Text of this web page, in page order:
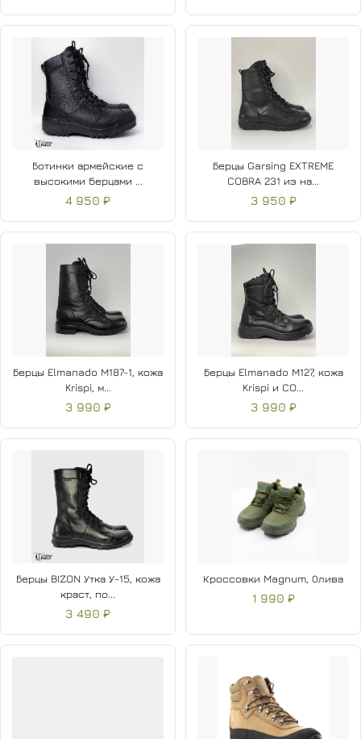
Ботинки армейские с
высокими берцами ...
4 950 ₽
Берцы Garsing EXTREME
COBRA 231 из на...
3 950 ₽
Берцы Elmanado M187-1, кожа
Krispi, м...
3 990 ₽
Берцы Elmanado M127, кожа
Krispi и CO...
3 990 ₽
Берцы BIZON Утка У-15, кожа
краст, по...
3 490 ₽
Кроссовки Magnum, Олива
1 990 ₽